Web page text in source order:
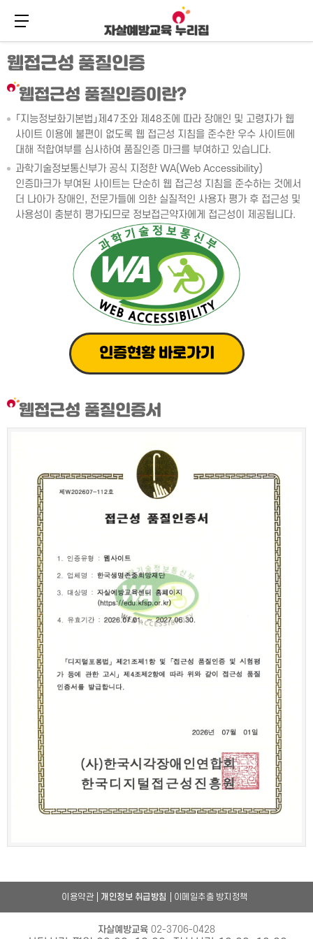
주
메
뉴
바
본
문
바
로
메뉴 버튼
웹접근성 품질인증
웹접근성 품질인증이란?
「지능정보화기본법」제47조와 제48조에 따라 장애인 및 고령자가 웹
사이트 이용에 불편이 없도록 웹 접근성 지침을 준수한 우수 사이트에
대해 적합여부를 심사하여 품질인증 마크를 부여하고 있습니다.
과학기술정보통신부가 공식 지정한 WA(Web Accessibility)
인증마크가 부여된 사이트는 단순히 웹 접근성 지침을 준수하는 것에서
더 나아가 장애인, 전문가들에 의한 실질적인 사용자 평가 후 접근성 및
사용성이 충분히 평가되므로 정보접근약자에게 접근성이 제공됩니다.
인증현황 바로가기
웹접근성 품질인증서
이용약관 개인정보 취급방침 이메일추출 방지정책
자살예방교육 02-3706-0428